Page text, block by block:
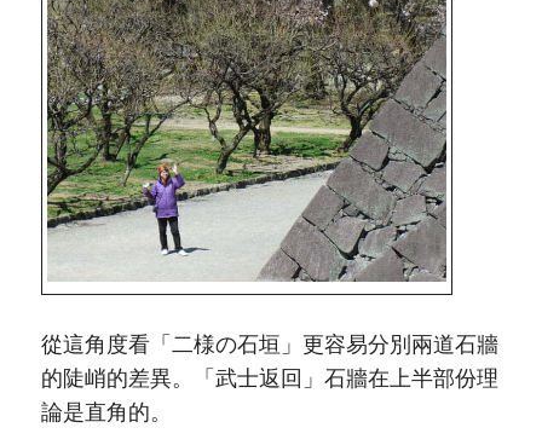
從這角度看「二様の石垣」更容易分別兩道石牆
的陡峭的差異。「武士返回」石牆在上半部份理
論是直角的。